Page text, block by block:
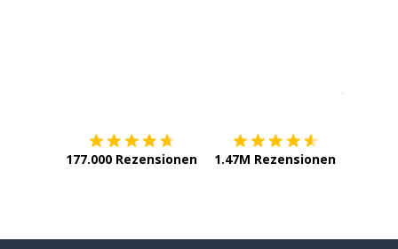
177.000 Rezensionen 1.47M Rezensionen